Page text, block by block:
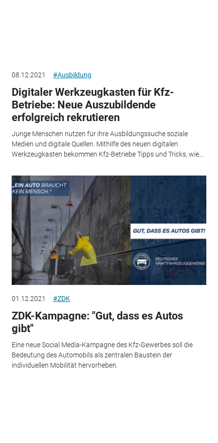
08.12.2021 #Ausbildung
Digitaler Werkzeugkasten für Kfz-
Betriebe: Neue Auszubildende
erfolgreich rekrutieren
Junge Menschen nutzen für ihre Ausbildungssuche soziale
Medien und digitale Quellen. Mithilfe des neuen digitalen
Werkzeugkasten bekommen Kfz-Betriebe Tipps und Tricks, wie...
01.12.2021 #ZDK
ZDK-Kampagne: "Gut, dass es Autos
gibt"
Eine neue Social Media-Kampagne des Kfz-Gewerbes soll die
Bedeutung des Automobils als zentralen Baustein der
individuellen Mobilität hervorheben.